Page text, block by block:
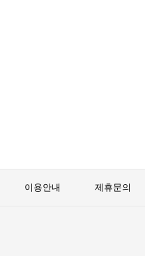
이용안내 제휴문의